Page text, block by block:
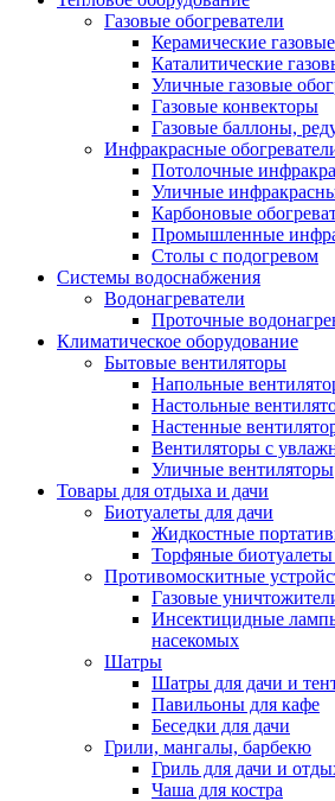
Газовые обогреватели
Керамические
Каталитические
Уличные газовые
Газовые конвекторы
Газовые баллоны,
Инфракрасные
Потолочные
Уличные
Карбоновые
Промышленные
Столы с подогревом
Системы водоснабжения
Водонагреватели
Проточные
Климатическое оборудование
Бытовые вентиляторы
Напольные
Настольные
Настенные
Вентиляторы с
Уличные вентиляторы
Товары для отдыха и дачи
Биотуалеты для дачи
Жидкостные
Торфяные биотуалеты
Противомоскитные
Газовые
Инсектицидные
насекомых
Шатры
Шатры для дачи и
Павильоны для кафе
Беседки для дачи
Грили, мангалы, барбекю
Гриль для дачи и
Чаша для костра